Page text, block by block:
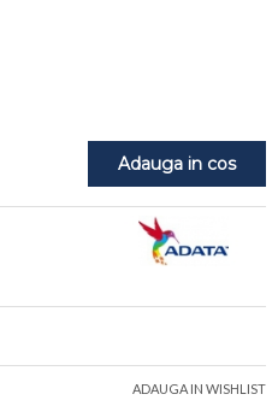
Adauga in cos
ADAUGA IN WISHLIST